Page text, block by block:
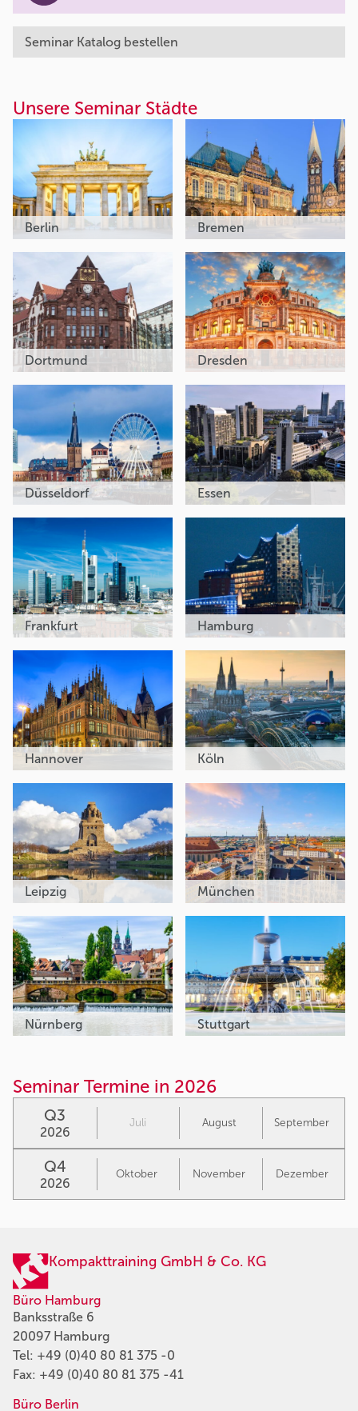
Seminar Katalog bestellen
Unsere Seminar Städte
Berlin Bremen
Dortmund Dresden
Düsseldorf Essen
Frankfurt Hamburg
Hannover Köln
Leipzig München
Nürnberg Stuttgart
Seminar Termine in 2026
Q3
2026
Juli August September
Q4
2026
Oktober November Dezember
Kompakttraining GmbH & Co. KG
Büro Hamburg
Banksstraße 6
20097 Hamburg
Tel: +49 (0)40 80 81 375 -0
Fax: +49 (0)40 80 81 375 -41
Büro Berlin